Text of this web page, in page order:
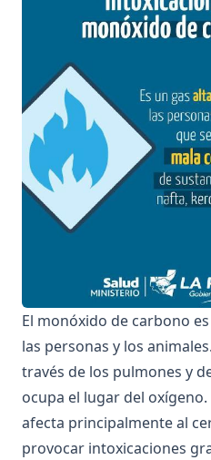
El monóxido de carbono
las personas y los
través de los pulmones y
ocupa el lugar del
afecta principalmente al
provocar intoxicaciones